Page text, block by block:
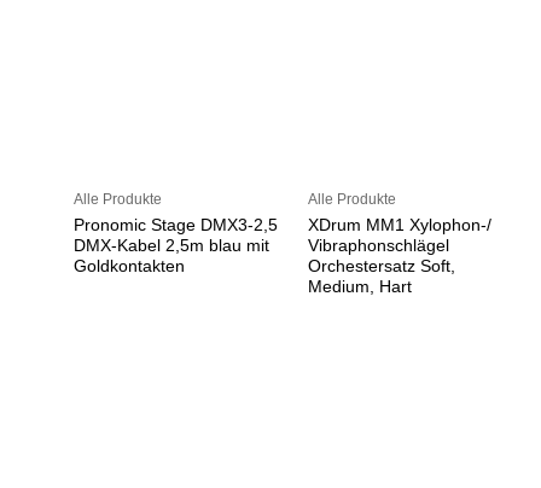
Alle Produkte
Pronomic Stage DMX3-2,5
DMX-Kabel 2,5m blau mit
Goldkontakten
Alle Produkte
XDrum MM1 Xylophon-/
Vibraphonschlägel
Orchestersatz Soft,
Medium, Hart